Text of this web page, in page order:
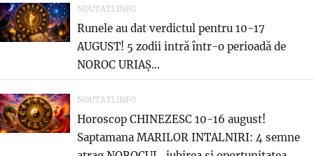
NOUTATI.INFO
Runele au dat verdictul pentru 10-17
AUGUST! 5 zodii intră într-o perioadă de
NOROC URIAȘ...
NOUTATI.INFO
Horoscop CHINEZESC 10-16 august!
Saptamana MARILOR INTALNIRI: 4 semne